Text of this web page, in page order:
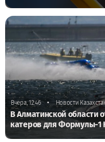
Вчера, 12:46 • Новости
В Алматинской области
катеров для Формулы-1